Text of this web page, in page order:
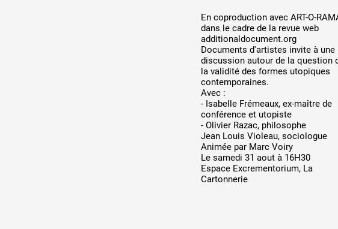
En coproduction avec ART-O-
dans le cadre de la revue web
additionaldocument.org
Documents d'artistes invite à une
discussion autour de la question
la validité des formes utopiques
contemporaines.
Avec :
- Isabelle Frémeaux, ex-maître de
conférence et utopiste
- Olivier Razac, philosophe
Jean Louis Violeau, sociologue
Animée par Marc Voiry
Le samedi 31 aout à 16H30
Espace Excrementorium, La
Cartonnerie